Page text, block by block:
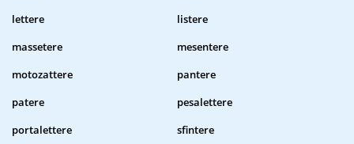
lettere
listere
massetere
mesentere
motozattere
pantere
patere
pesalettere
portalettere
sfintere